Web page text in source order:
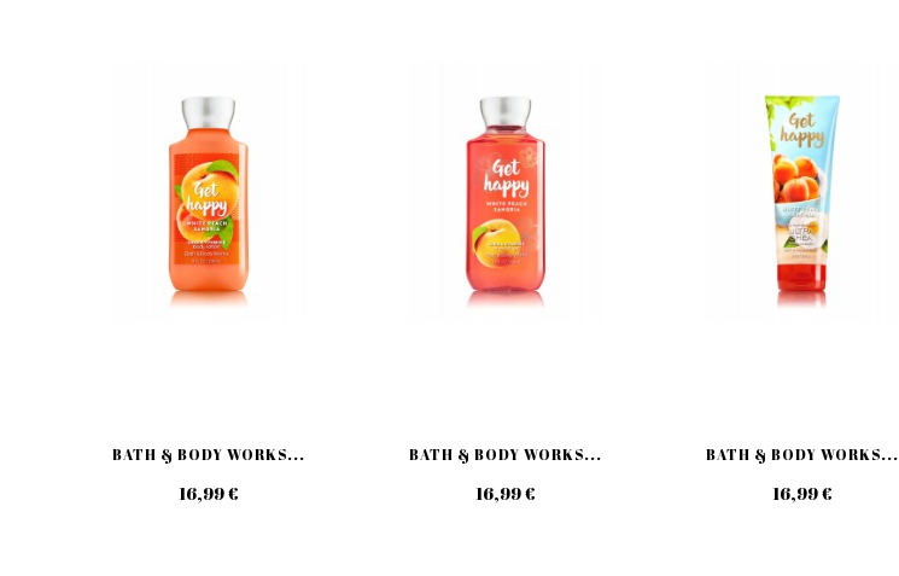
BATH & BODY WORKS...
16,99 €
BATH & BODY WORKS...
16,99 €
BATH & BODY WORKS...
16,99 €